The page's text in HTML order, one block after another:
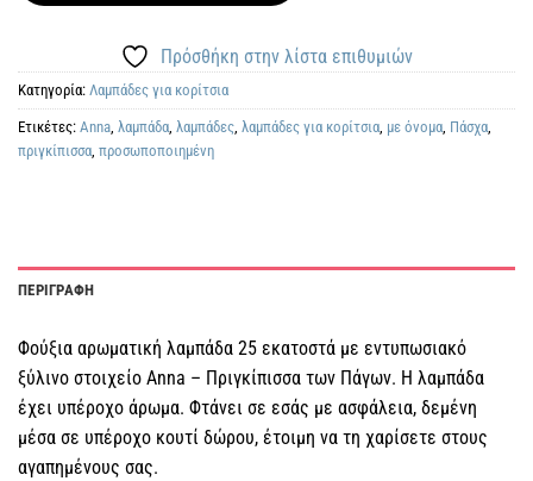
Πρόσθήκη στην λίστα επιθυμιών
Κατηγορία: Λαμπάδες για κορίτσια
Ετικέτες: Anna λαμπάδα λαμπάδες λαμπάδες για κορίτσια με όνομα Πάσχα
πριγκίπισσα προσωποποιημένη
ΠΕΡΙΓΡΑΦΗ
Φούξια αρωματική λαμπάδα 25 εκατοστά με εντυπωσιακό
ξύλινο στοιχείο Anna – Πριγκίπισσα των Πάγων. Η λαμπάδα
έχει υπέροχο άρωμα. Φτάνει σε εσάς με ασφάλεια, δεμένη
μέσα σε υπέροχο κουτί δώρου, έτοιμη να τη χαρίσετε στους
αγαπημένους σας.